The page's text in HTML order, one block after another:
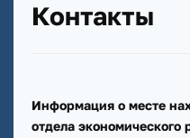
Контакты
Информация о месте
отдела экономического